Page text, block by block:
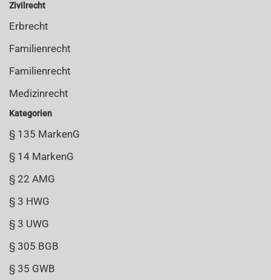
Zivilrecht
Erbrecht
Familienrecht
Familienrecht
Medizinrecht
Kategorien
§ 135 MarkenG
§ 14 MarkenG
§ 22 AMG
§ 3 HWG
§ 3 UWG
§ 305 BGB
§ 35 GWB